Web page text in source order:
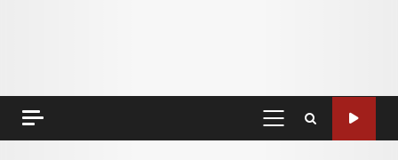
PRIMARY